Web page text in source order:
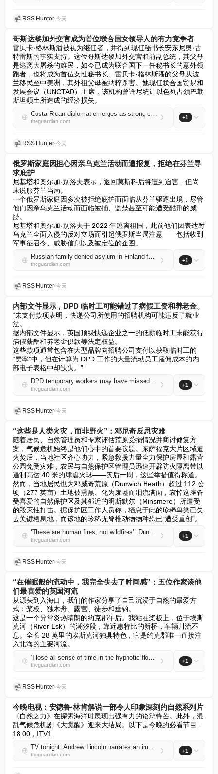
RSS Hunter•今天
哥斯达黎加外交官成为首位联合国女领导人的有力竞争者
雷贝卡·格林斯潘被视为继任者，并得到现任秘书长安东尼奥·古
特雷斯的事实支持。这位哥斯达黎加外交官和前副总统，其父母
是逃离大屠杀的难民，如今已成为联合国下一任秘书长的意外领
跑者，也将成为首位女性秘书长。雷贝卡·格林斯潘的父母从波
兰移民至中美洲，其外祖父母被纳粹杀害。她现任联合国贸易和
发展会议（UNCTAD）主席，该机构曾详尽统计以色列占领巴勒
斯坦领土所造成的经济损失。
Costa Rican diplomat emerges as strong contender to be first female head of UN
theguardian.com
+1
RSS Hunter•今天
俄罗斯家庭因担心因亲乌克兰活动而遭报复，拒绝在芬兰寻
求庇护
尼基塔和奥尔加·别洛夫表示，返回莫斯科后将遭到迫害，但尚
未说服芬兰当局。
一个俄罗斯家庭因多次被拒绝庇护而面临从芬兰驱逐出境，尽管
他们因亲乌克兰活动而面临被捕、监禁甚至可能遭受酷刑的威
胁。
尼基塔和奥尔加·别洛夫于 2022 年逃离祖国，此前他们因表达对
乌克兰全面入侵的反对立场而引起俄罗斯当局注意——包括收到
军事征召令、威胁信息以及被定位的企图。
Russian family denied asylum in Finland fear reprisals for pro-Ukraine activism
theguardian.com
+1
RSS Hunter•今天
内部文件显示，DPD 临时工可能错过了病假工资和养老金。
“未支付款项表明，快递公司所使用的招聘机构可能违反了就业
法。
据内部文件显示，英国顶级快递企业之一的低薪临时工未能获得
病假薪酬和养老金供款等法定权益。
这些款项通常包含在大型品牌向招聘公司支付以获取临时工的
“费率”中，但在计算为 DPD 工作的大量流动员工雇佣成本的内
部电子表格中却缺失。”
DPD temporary workers may have missed out on sick pay and pensions, internal documents show
theguardian.com
+1
RSS Hunter•今天
“这些是人类火灾，而非野火”：邓尼奇反思灾难
随着居民、自然管理员和专家评估荒原受损情况并商讨修复方
案，气候危机始终是他们心中的首要议题。东萨福克大片区域遭
火焚后，当地社区齐心协力，紧急救援力量全力保护房屋和露营
公园免受灾难，农民与自然保护区管理员迅速开辟防火隔离带以
遏制高达 40 米的肆虐火球——灾后一周，这些举措值得称道。
然而，当地居民也为邓威奇荒原（Dunwich Heath）超过 112 公
顷（277 英亩）土地被熏黑、化为废墟而泪流满面，哀悼这座备
受喜爱的自然保护区及其邻近的明斯默尔（Minsmere）所遭受
的毁灭性打击。据保护区工作人员称，栖息于此的珍稀鸟类已失
去关键栖息地，而该地的珍稀无脊椎动物物种恐已“遭受重创”。
‘These are human fires, not wildfires’: Dunwich reflects on the devastation
theguardian.com
+1
RSS Hunter•今天
“在催眠般的流动中，我完全失去了时间感”：五位作家谈他
们最喜爱的英国河流
从源头到入海口，我们的作家分享了自己沉浸于自然的最爱方
式：桨板、独木舟、露营、徒步和垂钓。
这是一个异常炎热晴朗的约克郡午后。我站在桨板上，位于埃斯
克河（River Esk）的潮汐段，靠近惠特比的新桥，车辆川流不
息。全长 28 英里的埃斯克河独具特色，它是约克郡唯一直接注
入北海的主要河流。
‘I lose all sense of time in the hypnotic flow’: five writers on their favourite British rivers
theguardian.com
+1
RSS Hunter•今天
今晚电视：安德鲁·林肯解说一部令人印象深刻的自然系列片
《自然之力》在探索海洋时展现出强有力的论辩锋芒。此外，混
乱气候危机剧《大觉醒》迎来大结局。以下是今晚的必看节目：
18:00，ITV1
TV tonight: Andrew Lincoln narrates an impressive nature series
theguardian.com
+1